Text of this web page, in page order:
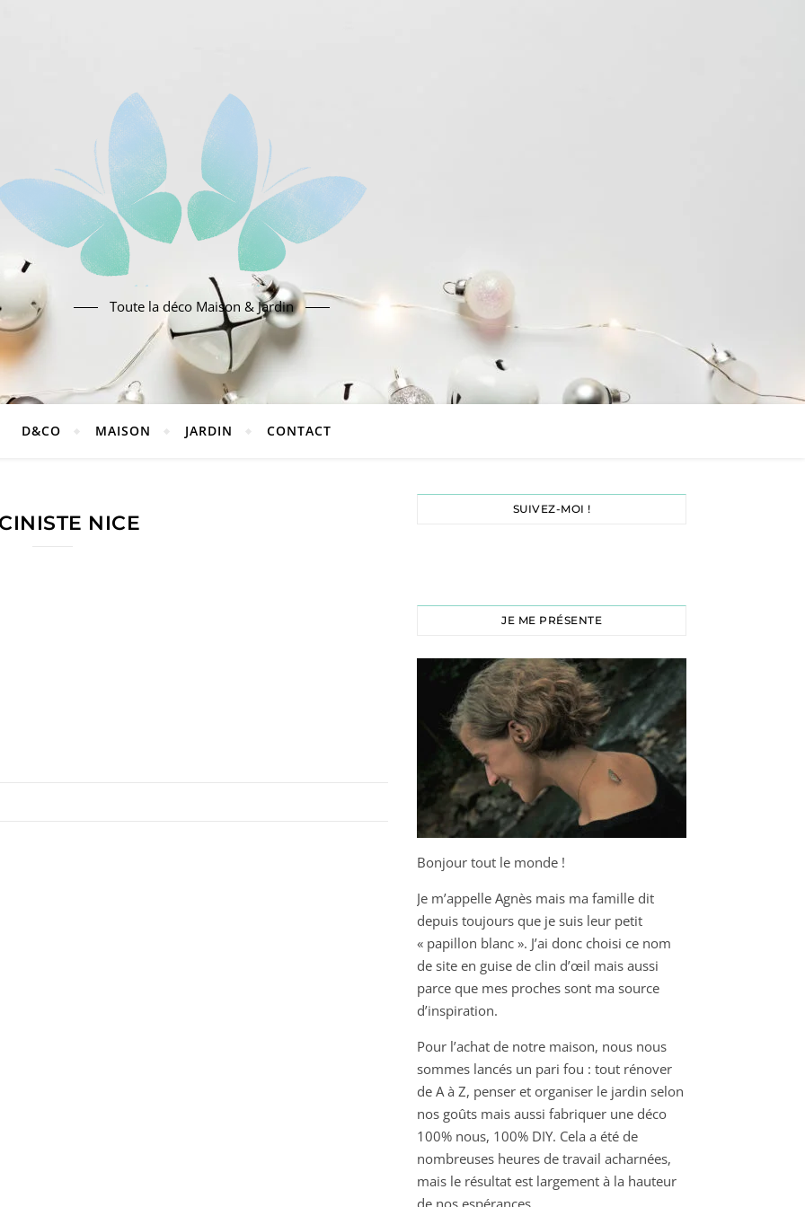
Toute la déco Maison & Jardin
D&CO MAISON JARDIN CONTACT
NICE
SUIVEZ-MOI !
JE ME PRÉSENTE
Bonjour tout le monde !
Je m’appelle Agnès mais ma famille dit
depuis toujours que je suis leur petit
« papillon blanc ». J’ai donc choisi ce nom
de site en guise de clin d’œil mais aussi
parce que mes proches sont ma source
d’inspiration.
Pour l’achat de notre maison, nous nous
sommes lancés un pari fou : tout rénover
de A à Z, penser et organiser le jardin selon
nos goûts mais aussi fabriquer une déco
100% nous, 100% DIY. Cela a été de
nombreuses heures de travail acharnées,
mais le résultat est largement à la hauteur
de nos espérances.